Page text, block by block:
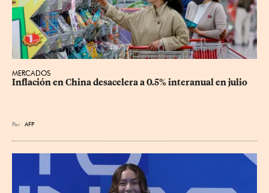
MERCADOS
Inflación en China desacelera a 0.5% interanual en julio
Por AFP